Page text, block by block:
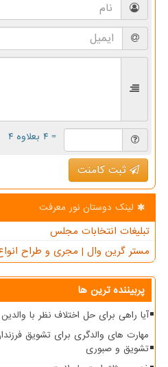
= ۴ بعلاوه ۴
ثبت کامنت
لینک دوستان نور معرفت
تبلیغات انتخابات مجلس
مستر گرین وال | مجری و طراح
پربیننده ترین ها
آیا راهی برای حل اختلاف نظر با
مهارت های والدگری برای تشویق
تشویق و صبوری